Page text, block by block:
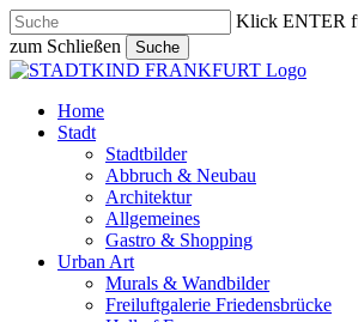
Skip
to
main
content
Klick ENTER
zum Schließen
Suche
Close
search
Menu
Home
Stadt
Stadtbilder
Abbruch & Neubau
Architektur
Allgemeines
Gastro & Shopping
Urban Art
Murals & Wandbilder
Freiluftgalerie Friedensbrücke